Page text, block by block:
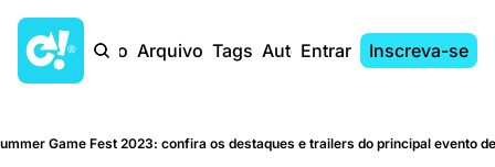
Início Arquivo Tags AutoresEntrar Inscreva-se
Game Fest 2023: confira os destaques e trailers do principal evento